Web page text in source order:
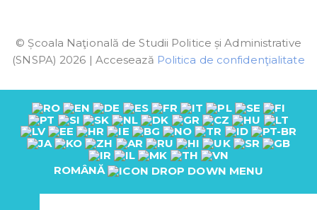
© Școala Naţională de Studii Politice și Administrative
(SNSPA) 2026 | Accesează Politica de confidenţialitate
ROMÂNĂ